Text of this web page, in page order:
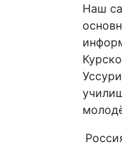
Наш